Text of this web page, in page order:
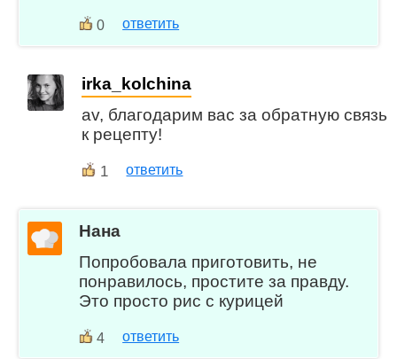
0 ответить
irka_kolchina
av, благодарим вас за обратную связь
к рецепту!
1 ответить
Нана
Попробовала приготовить, не
понравилось, простите за правду.
Это просто рис с курицей
4 ответить